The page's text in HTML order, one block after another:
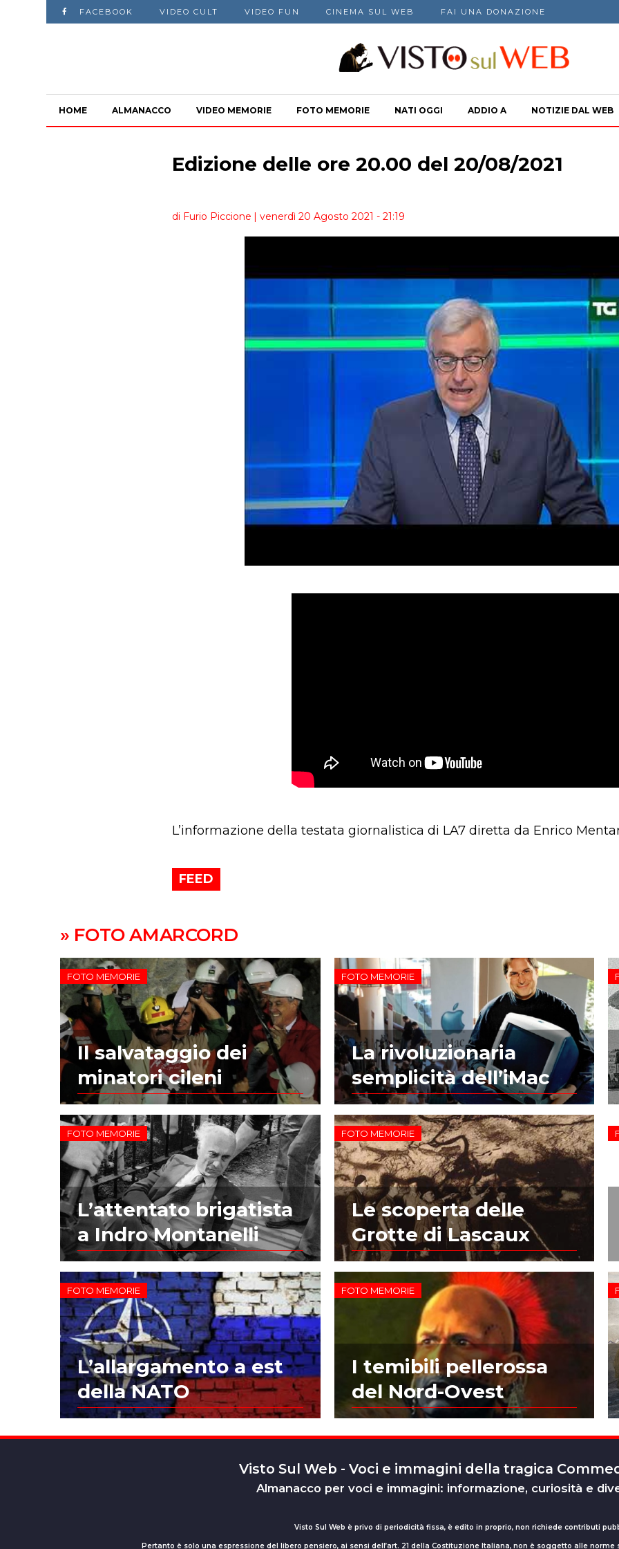
FACEBOOK VIDEO CULT VIDEO FUN CINEMA SUL WEB FAI UNA DONAZIONE
HOME ALMANACCO VIDEO MEMORIE FOTO MEMORIE NATI OGGI ADDIO A NOTIZIE DAL WEB
Edizione delle ore 20.00 del 20/08/2021
di Furio Piccione | venerdì 20 Agosto 2021 - 21:19
L’informazione della testata giornalistica di LA7 diretta da Enrico
FEED
» FOTO AMARCORD
FOTO MEMORIE
Il salvataggio dei
minatori cileni
FOTO MEMORIE
La rivoluzionaria
semplicità dell’iMac
FOTO MEMORIE
L’attentato brigatista
a Indro Montanelli
FOTO MEMORIE
Le scoperta delle
Grotte di Lascaux
FOTO MEMORIE
L’allargamento a est
della NATO
FOTO MEMORIE
I temibili pellerossa
del Nord-Ovest
Visto Sul Web - Voci e immagini della tragica
Almanacco per voci e immagini: informazione, curiosità e
Visto Sul Web è privo di periodicità fissa, è edito in proprio, non richiede contributi
Pertanto è solo una espressione del libero pensiero, ai sensi dell’art. 21 della Costituzione Italiana, non è soggetto alle